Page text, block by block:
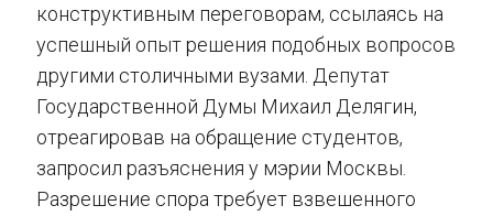
конструктивным переговорам, ссылаясь на
успешный опыт решения подобных вопросов
другими столичными вузами. Депутат
Государственной Думы Михаил Делягин,
отреагировав на обращение студентов,
запросил разъяснения у мэрии Москвы.
Разрешение спора требует взвешенного